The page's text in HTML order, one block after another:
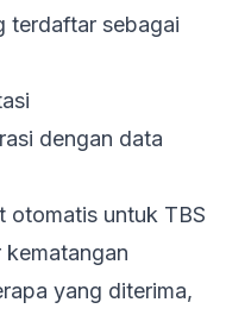
terdaftar sebagai
dengan data
otomatis untuk TBS
yang diterima,